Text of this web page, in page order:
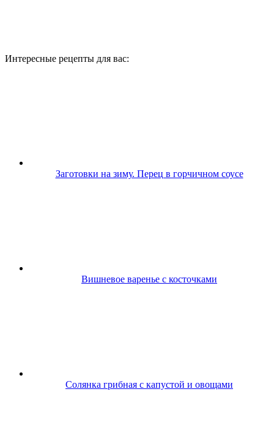
Интересные рецепты для вас:
Заготовки на зиму. Перец в горчичном соусе
Вишневое варенье с косточками
Солянка грибная с капустой и овощами